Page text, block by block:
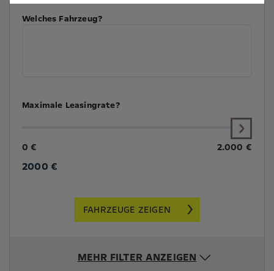
Welches Fahrzeug?
Maximale Leasingrate?
0 € 2.000 €
2000 €
FAHRZEUGE ZEIGEN
MEHR FILTER ANZEIGEN